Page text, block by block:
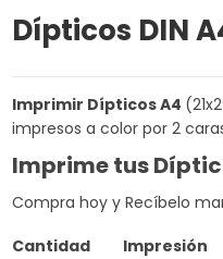
Dípticos DIN
Imprimir Dípticos A4
impresos a color por 2
Imprime tus
Compra hoy y Recíbelo
Cantidad Impresión